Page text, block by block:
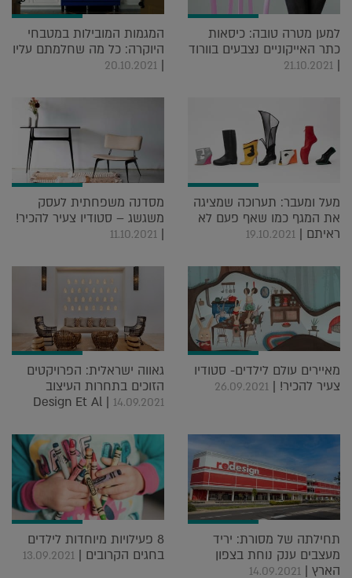
למען מטרה טובה: כיסאות
כתר האייקוניים נצבעים בוורוד
|
21.10.2021
המגמות המובילות במטבחי
היוקרה: כל מה שחלמתם עליו
|
20.10.2021
מעל ומעבר: תערוכה שמציגה
את המגף כמו שאף פעם לא
ראיתם | 19.10.2021
מסדנה משפחתית לעסק
משגשג – סטודיו צעיר להכיר!
|
11.10.2021
מאיירים עולם לילדים- סטודיו
צעיר להכיר! | 26.09.2021
גאווה ישראלית: הפרויקטים
הזוכים בתחרות העיצוב
Design Et Al | 14.09.2021
תחילתה של מסורת: יריד
מעצבים ענק נוחת בצפון
הארץ | 14.09.2021
8 פעילויות מיוחדות לילדים
בחגים הקרובים | 13.09.2021